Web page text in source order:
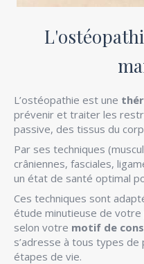
L’ostéopathie est une
prévenir et traiter les
passive, des tissus du
Par ses techniques
crâniennes, fasciales,
un état de santé optimal
Ces techniques sont
étude minutieuse de votre
selon votre motif de
s’adresse à tous types
étapes de vie.